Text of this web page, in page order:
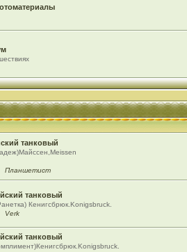
танковый
Планшетист
танковый
Кенигсбрюк.Konigsbruck.
Verk
танковый